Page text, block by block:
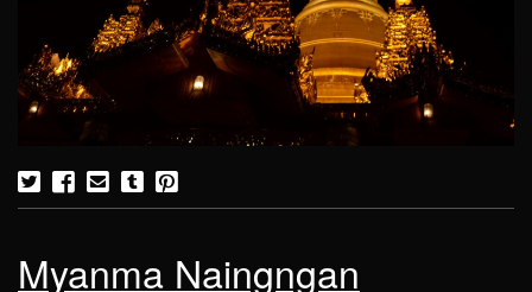
Myanma Naingngan